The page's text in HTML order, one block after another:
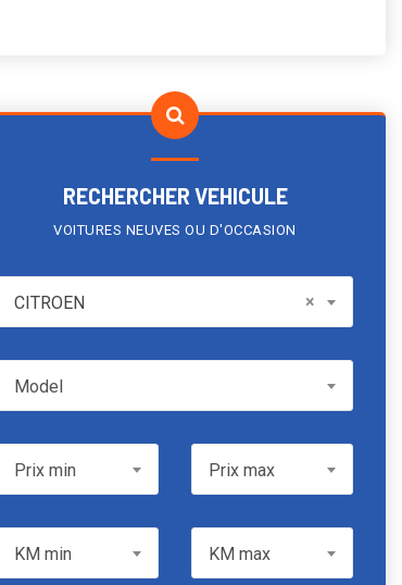
RECHERCHER VEHICULE
VOITURES NEUVES OU D'OCCASION
CITROEN ×
CITROEN
ModelModel
Prix minPrix min Prix maxPrix max
KM min KM max